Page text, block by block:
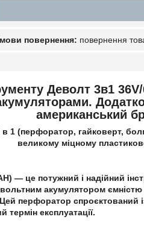
повернення
Деволт 3в1
американський
1 (перфоратор, гайковерт,
великому міцному
— це потужний і надійний
акумулятором
перфоратор спроєктований
термін експлуатації.